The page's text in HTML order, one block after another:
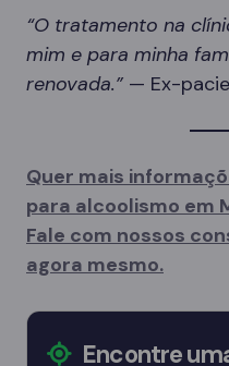
“O tratamento na
mim e para minha
renovada.” — Ex-
Quer mais
para alcoolismo em
Fale com nossos
agora mesmo.
Encontre